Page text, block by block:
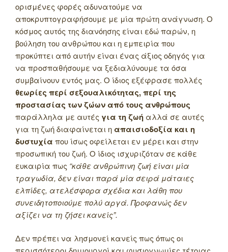
ορισμένες φορές αδυνατούμε να
αποκρυπτογραφήσουμε με μία πρώτη ανάγνωση. Ο
κόσμος αυτός της διανόησης είναι εδώ παρών, η
βούληση του ανθρώπου και η εμπειρία που
προκύπτει από αυτήν είναι ένας άξιος οδηγός για
να προσπαθήσουμε να ξεδιαλύνουμε τα όσα
συμβαίνουν εντός μας. Ο ίδιος εξέφρασε πολλές
θεωρίες περί σεξουαλικότητας, περί της
προστασίας των ζώων από τους ανθρώπους
παράλληλα με αυτές για τη ζωή αλλά σε αυτές
για τη ζωή διαφαίνεται η απαισιοδοξία και η
δυστυχία που ίσως οφείλεται εν μέρει και στην
προσωπική του ζωή. Ο ίδιος ισχυριζόταν σε κάθε
ευκαιρία πως “κάθε ανθρώπινη ζωή είναι μία
τραγωδία, δεν είναι παρά μία σειρά μάταιες
ελπίδες, ατελέσφορα σχέδια και λάθη που
συνειδητοποιούμε πολύ αργά. Προφανώς δεν
αξίζει να τη ζήσει κανείς”.
Δεν πρέπει να λησμονεί κανείς πως όπως οι